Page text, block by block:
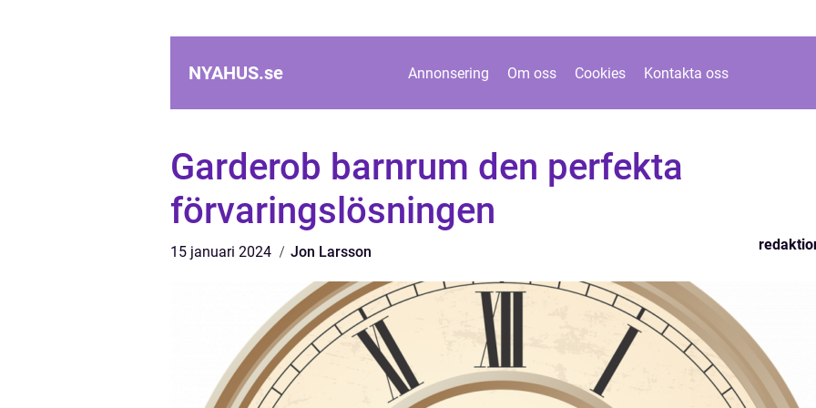
NYAHUS.se Annonsering Om oss Cookies Kontakta oss
Garderob barnrum den perfekta
förvaringslösningen
15 januari 2024 Jon Larsson